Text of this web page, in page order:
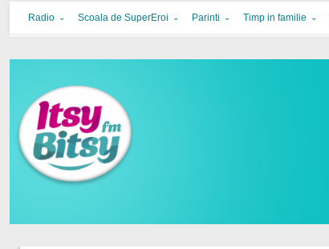
Itsy Bitsy
bucurie in familie
Radio Scoala de SuperEroi Parinti Timp in familie